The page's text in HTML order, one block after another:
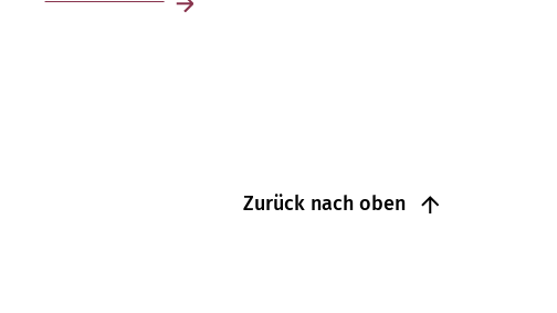
Zurück nach oben